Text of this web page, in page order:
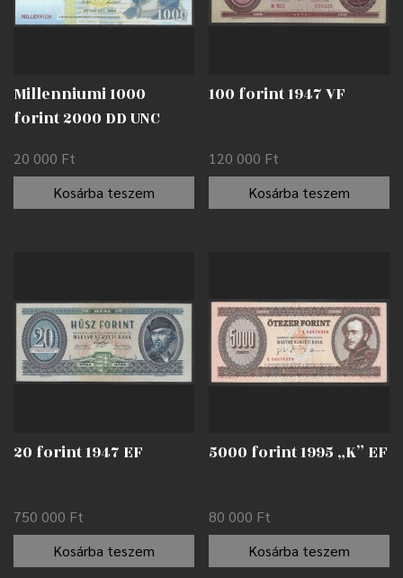
Millenniumi 1000
forint 2000 DD UNC
20 000 Ft
Kosárba teszem
100 forint 1947 VF
120 000 Ft
Kosárba teszem
20 forint 1947 EF
750 000 Ft
Kosárba teszem
5000 forint 1995 „K” EF
80 000 Ft
Kosárba teszem